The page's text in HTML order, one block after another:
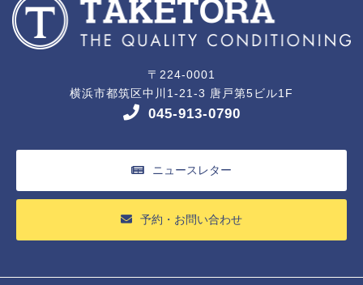
〒224-0001
横浜市都筑区中川1-21-3 唐戸第5ビル1F
045-913-0790
ニュースレター
予約・お問い合わせ